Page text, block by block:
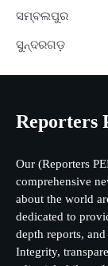
ସମ୍ବଲପୁର
ସୁନ୍ଦରଗଡ଼
Reporters
Our (Reporters
comprehensive
about the world
dedicated to
depth reports,
Integrity,